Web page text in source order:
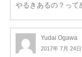
やるきあるの？って
Yudai Ogawa
2017年 7月 24日